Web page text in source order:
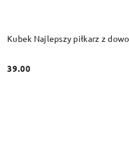
Kubek Najlepszy piłkarz z
Cena:
39.00